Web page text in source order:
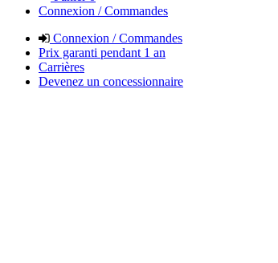
Connexion / Commandes
Connexion / Commandes
Prix garanti pendant 1 an
Carrières
Devenez un concessionnaire